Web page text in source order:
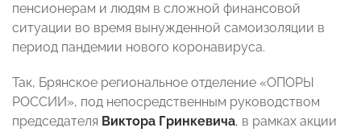
пенсионерам и людям в сложной финансовой
ситуации во время вынужденной самоизоляции в
период пандемии нового коронавируса.
Так, Брянское региональное отделение «ОПОРЫ
РОССИИ», под непосредственным руководством
председателя Виктора Гринкевича, в рамках акции